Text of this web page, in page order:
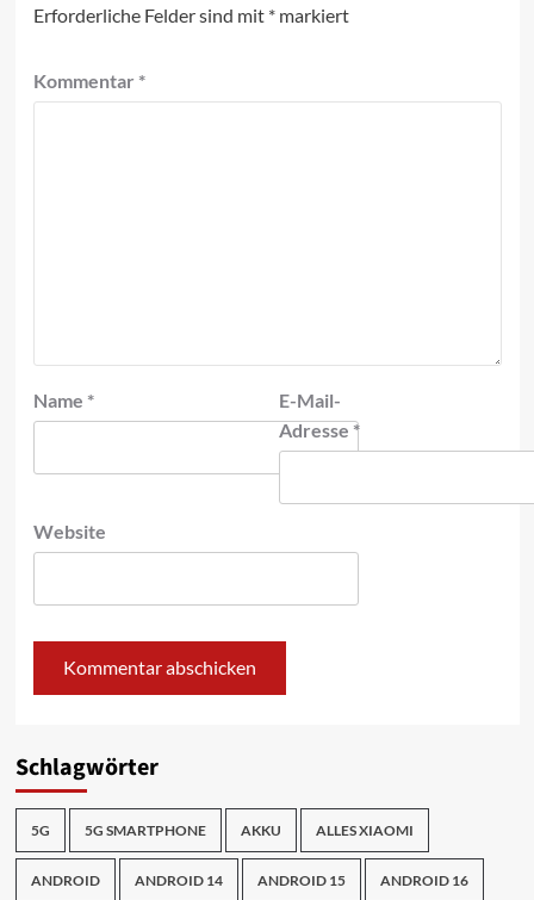
Erforderliche Felder sind mit *markiert
Kommentar *
Name *
E-Mail-
Adresse*
Website
Schlagwörter
5G 5G SMARTPHONE AKKU ALLES XIAOMI
ANDROID ANDROID 14 ANDROID 15 ANDROID 16